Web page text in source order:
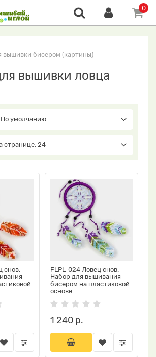
0
вышивки бисером (картины)
вышивки ловца
По умолчанию
странице: 24
снов.
FLPL-024 Ловец снов.
Набор для вышивания
бисером на пластиковой
основе
1 240 р.